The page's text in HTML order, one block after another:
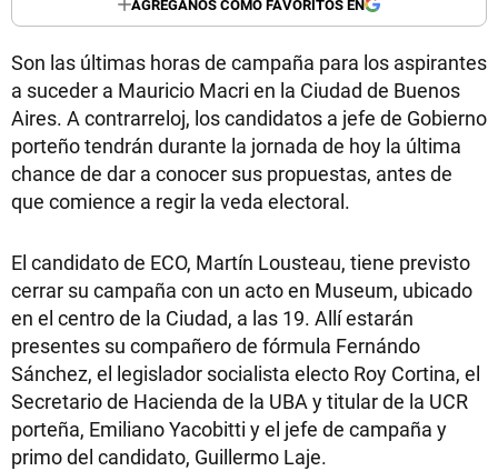
Son las últimas horas de campaña para los aspirantes
a suceder a Mauricio Macri en la Ciudad de Buenos
Aires. A contrarreloj, los candidatos a jefe de Gobierno
porteño tendrán durante la jornada de hoy la última
chance de dar a conocer sus propuestas, antes de
que comience a regir la veda electoral.
El candidato de ECO, Martín Lousteau, tiene previsto
cerrar su campaña con un acto en Museum, ubicado
en el centro de la Ciudad, a las 19. Allí estarán
presentes su compañero de fórmula Fernándo
Sánchez, el legislador socialista electo Roy Cortina, el
Secretario de Hacienda de la UBA y titular de la UCR
porteña, Emiliano Yacobitti y el jefe de campaña y
primo del candidato, Guillermo Laje.